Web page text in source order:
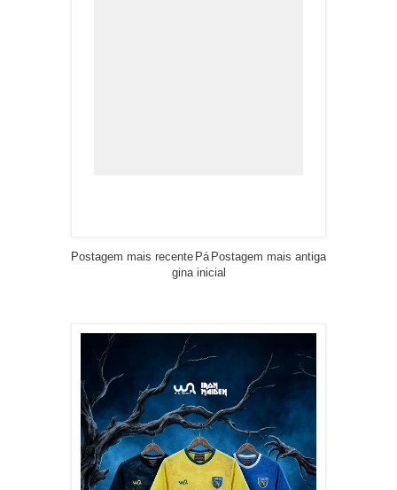
Postagem mais recente Postagem mais antiga
Pá
gina inicial